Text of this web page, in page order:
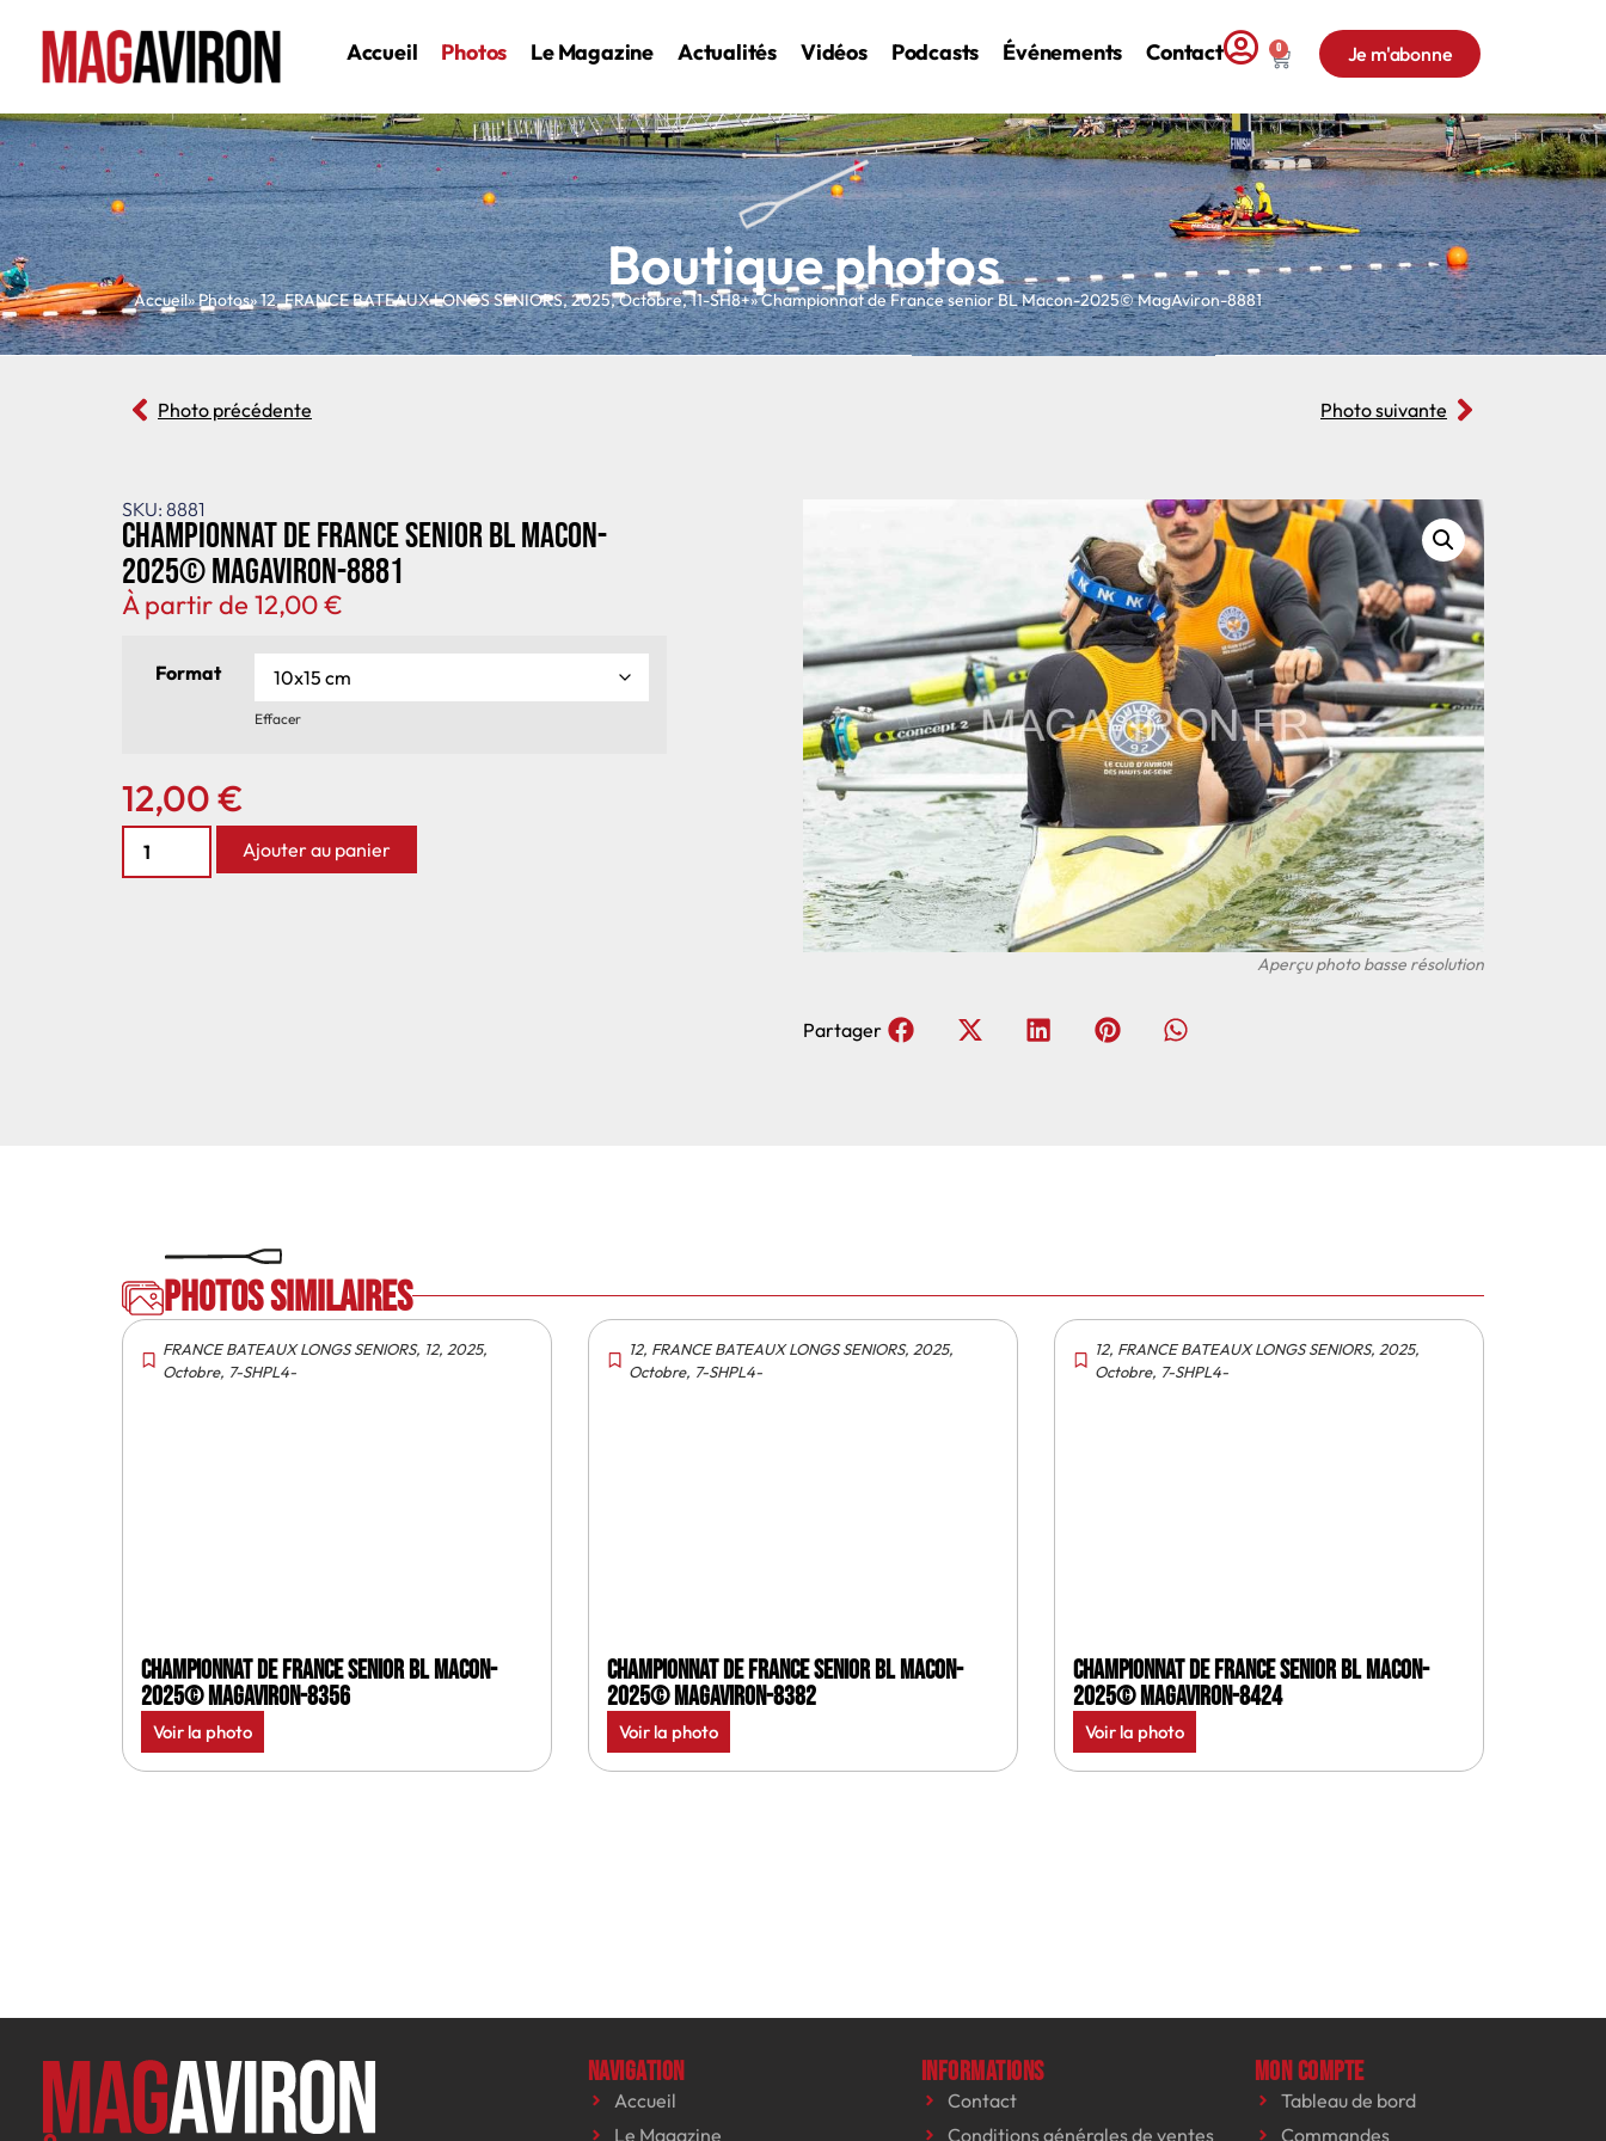
Accueil Photos Le Magazine Actualités Vidéos Podcasts Événements Contact 0 Je m'abonne
Boutique photos
Accueil» Photos»12,FRANCE BATEAUX LONGS SENIORS,2025,Octobre,11-SH8+» Championnat de France senior BL Macon-2025© MagAviron-8881
Photo précédente Photo suivante
SKU: 8881
Championnat de France senior BL Macon-
2025© MagAviron-8881
À partir de 12,00€
Format
Effacer
12,00€
Ajouter au panier
Partager
Photos similaires
FRANCE BATEAUX LONGS SENIORS, 12, 2025,
Octobre, 7-SHPL4-
Championnat de France senior BL Macon-
2025© MagAviron-8356
Voir la photo
12, FRANCE BATEAUX LONGS SENIORS, 2025,
Octobre, 7-SHPL4-
Championnat de France senior BL Macon-
2025© MagAviron-8382
Voir la photo
12, FRANCE BATEAUX LONGS SENIORS, 2025,
Octobre, 7-SHPL4-
Championnat de France senior BL Macon-
2025© MagAviron-8424
Voir la photo
Navigation
Accueil
Le Magazine
Informations
Contact
Conditions générales de ventes
Mon compte
Tableau de bord
Commandes